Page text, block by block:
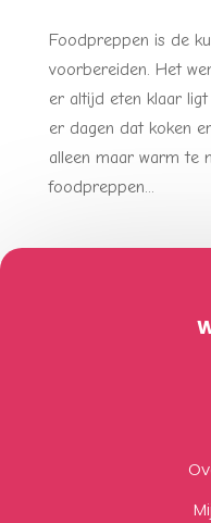
Foodpreppen is de
voorbereiden. Het
er altijd eten klaar
er dagen dat koken
alleen maar warm te
foodpreppen...